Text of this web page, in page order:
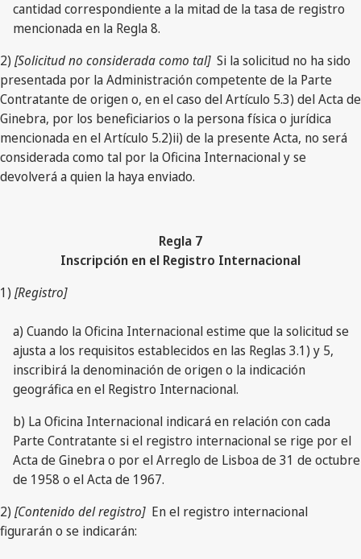
cantidad correspondiente a la mitad de la tasa de registro
mencionada en la Regla 8.
2) [Solicitud no considerada como tal]Si la solicitud no ha sido
presentada por la Administración competente de la Parte
Contratante de origen o, en el caso del Artículo 5.3) del Acta de
Ginebra, por los beneficiarios o la persona física o jurídica
mencionada en el Artículo 5.2)ii) de la presente Acta, no será
considerada como tal por la Oficina Internacional y se
devolverá a quien la haya enviado.
Regla 7
Inscripción en el Registro Internacional
1) [Registro]
a) Cuando la Oficina Internacional estime que la solicitud se
ajusta a los requisitos establecidos en las Reglas 3.1) y 5,
inscribirá la denominación de origen o la indicación
geográfica en el Registro Internacional.
b) La Oficina Internacional indicará en relación con cada
Parte Contratante si el registro internacional se rige por el
Acta de Ginebra o por el Arreglo de Lisboa de 31 de octubre
de 1958 o el Acta de 1967.
2) [Contenido del registro]En el registro internacional
figurarán o se indicarán: